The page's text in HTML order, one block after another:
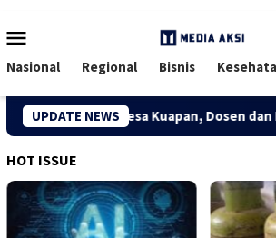
Mobile
Nasional Regional Bisnis
UPDATE NEWS
Kreatif Desa Kuapan, Dosen dan
HOT ISSUE